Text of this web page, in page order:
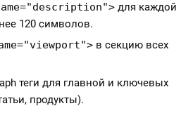
для каждой
120 символов.
в секцию всех
теги для главной и ключевых
продукты).